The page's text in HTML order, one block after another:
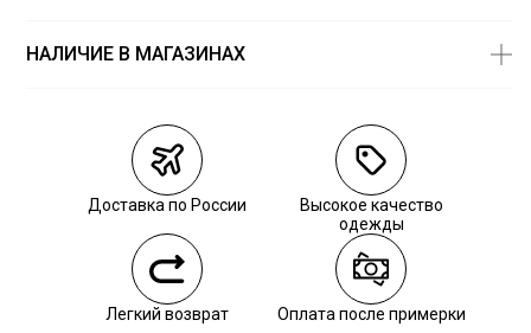
Курьерская доставка СДЭК
Самовывоз из пункта выдачи СДЭК
Самовывоз из наших магазинов
Курьерская доставка СДЭК
Самовывоз из пункта выдачи СДЭК
НАЛИЧИЕ В МАГАЗИНАХ
Доставка по России
Высокое качество
одежды
Легкий возврат Оплата после примерки